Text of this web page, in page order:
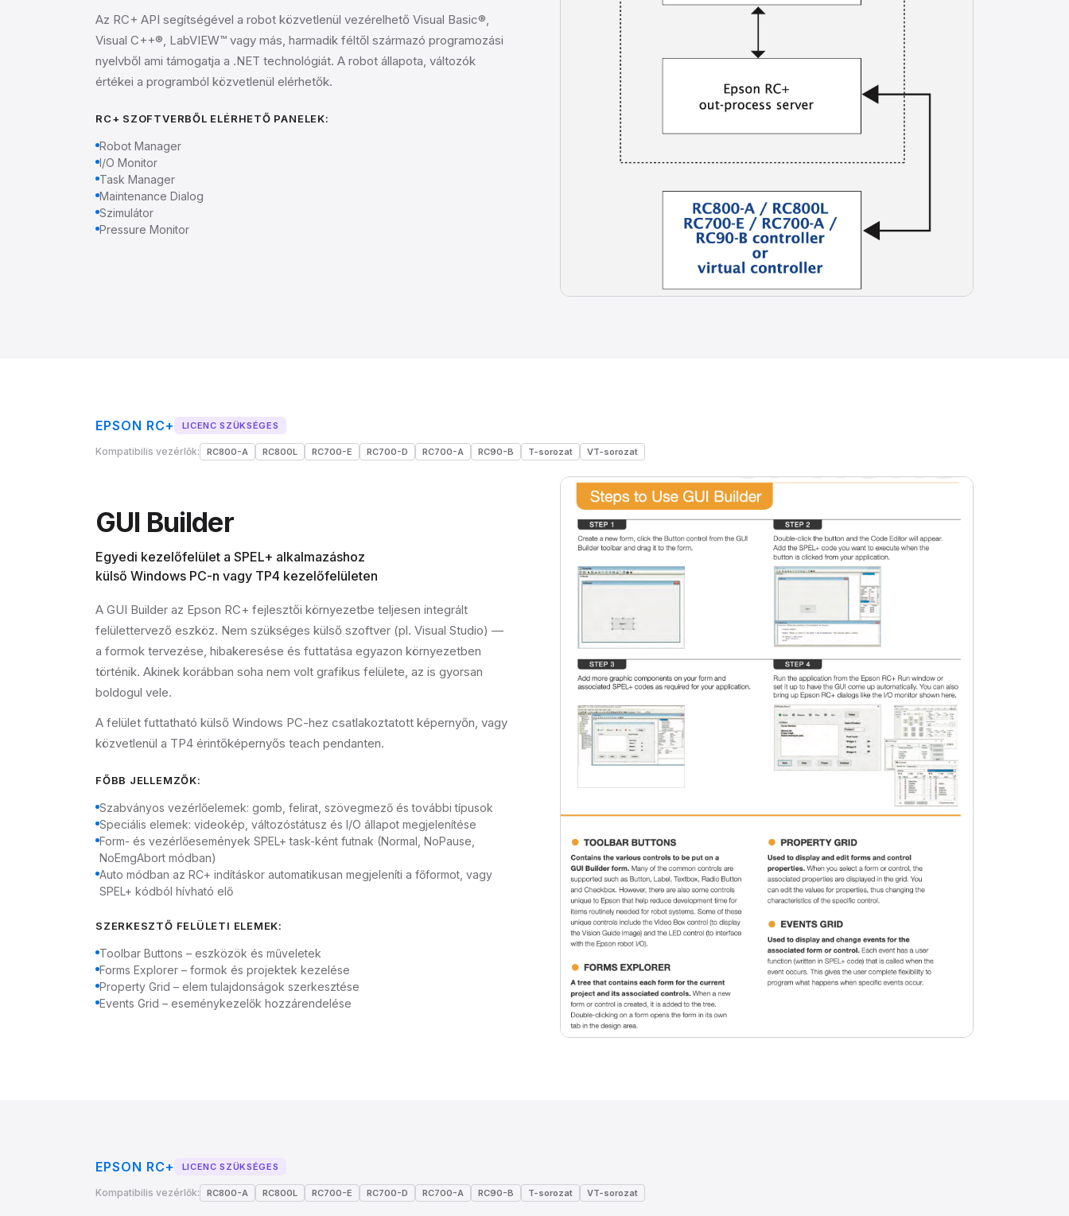
Az RC+ API segítségével a robot közvetlenül vezérelhető Visual Basic®,
Visual C++®, LabVIEW™ vagy más, harmadik féltől származó programozási
nyelvből ami támogatja a .NET technológiát. A robot állapota, változók
értékei a programból közvetlenül elérhetők.
RC+ SZOFTVERBŐL ELÉRHETŐ PANELEK:
Robot Manager
I/O Monitor
Task Manager
Maintenance Dialog
Szimulátor
Pressure Monitor
EPSON RC+ LICENC SZÜKSÉGES
Kompatibilis vezérlők: RC800-A RC800L RC700-E RC700-D RC700-A RC90-B T-sorozat VT-sorozat
GUI Builder
Egyedi kezelőfelület a SPEL+ alkalmazáshoz
külső Windows PC-n vagy TP4 kezelőfelületen
A GUI Builder az Epson RC+ fejlesztői környezetbe teljesen integrált
felülettervező eszköz. Nem szükséges külső szoftver (pl. Visual Studio) —
a formok tervezése, hibakeresése és futtatása egyazon környezetben
történik. Akinek korábban soha nem volt grafikus felülete, az is gyorsan
boldogul vele.
A felület futtatható külső Windows PC-hez csatlakoztatott képernyőn, vagy
közvetlenül a TP4 érintőképernyős teach pendanten.
FŐBB JELLEMZŐK:
Szabványos vezérlőelemek: gomb, felirat, szövegmező és további típusok
Speciális elemek: videokép, változóstátusz és I/O állapot megjelenítése
Form- és vezérlőesemények SPEL+ task-ként futnak (Normal, NoPause,
NoEmgAbort módban)
Auto módban az RC+ indításkor automatikusan megjeleníti a főformot, vagy
SPEL+ kódból hívható elő
SZERKESZTŐ FELÜLETI ELEMEK:
Toolbar Buttons – eszközök és műveletek
Forms Explorer – formok és projektek kezelése
Property Grid – elem tulajdonságok szerkesztése
Events Grid – eseménykezelők hozzárendelése
EPSON RC+ LICENC SZÜKSÉGES
Kompatibilis vezérlők: RC800-A RC800L RC700-E RC700-D RC700-A RC90-B T-sorozat VT-sorozat